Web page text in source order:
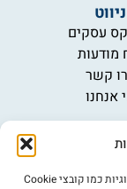
כדי לספק את החוויה הטובה ביותר, אנו משתמשים בטכנולוגיות כמו קובצי Cookie
ניווט
עסקים
מודעות
קשר
אנחנו